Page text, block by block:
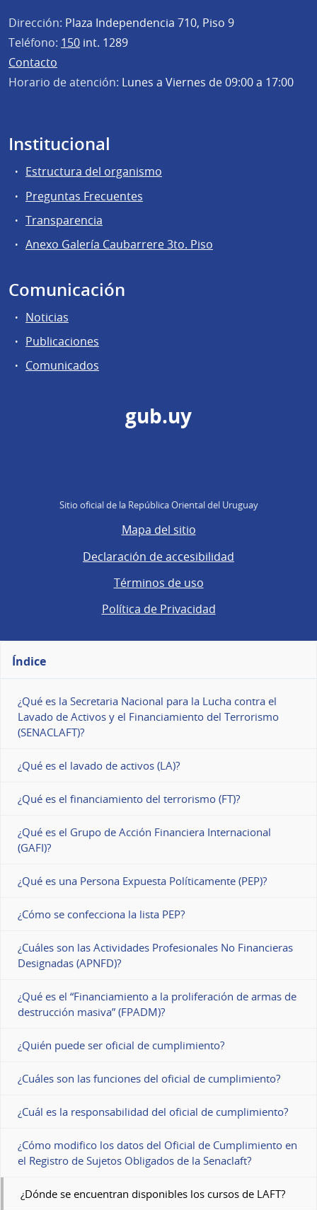
Dirección: Plaza Independencia 710, Piso 9
Teléfono: 150 int. 1289
Contacto
Horario de atención: Lunes a Viernes de 09:00 a 17:00
Institucional
Estructura del organismo
Preguntas Frecuentes
Transparencia
Anexo Galería Caubarrere 3to. Piso
Comunicación
Noticias
Publicaciones
Comunicados
gub.uy
Sitio oficial de la República Oriental del Uruguay
Mapa del sitio
Declaración de accesibilidad
Términos de uso
Política de Privacidad
Índice
¿Qué es la Secretaria Nacional para la Lucha contra el
Lavado de Activos y el Financiamiento del Terrorismo
(SENACLAFT)?
¿Qué es el lavado de activos (LA)?
¿Qué es el financiamiento del terrorismo (FT)?
¿Qué es el Grupo de Acción Financiera Internacional
(GAFI)?
¿Qué es una Persona Expuesta Políticamente (PEP)?
¿Cómo se confecciona la lista PEP?
¿Cuáles son las Actividades Profesionales No Financieras
Designadas (APNFD)?
¿Qué es el “Financiamiento a la proliferación de armas de
destrucción masiva” (FPADM)?
¿Quién puede ser oficial de cumplimiento?
¿Cuáles son las funciones del oficial de cumplimiento?
¿Cuál es la responsabilidad del oficial de cumplimiento?
¿Cómo modifico los datos del Oficial de Cumplimiento en
el Registro de Sujetos Obligados de la Senaclaft?
¿Dónde se encuentran disponibles los cursos de LAFT?